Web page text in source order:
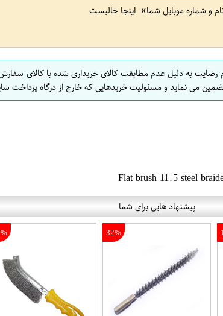
و شماره موبایل شما اینجا خالیست
رضایت به دلیل عدم مطابقت کالای خریداری شده با کالای
می نماید و مسئولیت خریدهایی که خارج از درگاه پرداخت
پیشنهاد هایی برای شما
32%